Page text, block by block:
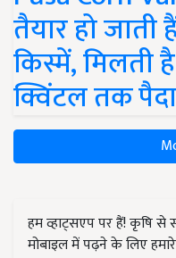
तैयार हो
किस्में, मिलती
क्विंटल तक
हम व्हाट्सएप पर हैं! कृषि
मोबाइल में पढ़ने के लिए